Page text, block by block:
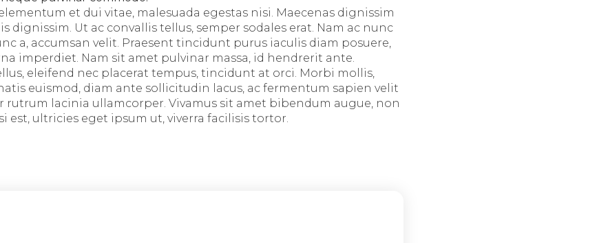
et dui vitae, malesuada egestas nisi. Maecenas dignissim
dignissim. Ut ac convallis tellus, semper sodales erat. Nam ac nunc
a, accumsan velit. Praesent tincidunt purus iaculis diam posuere,
imperdiet. Nam sit amet pulvinar massa, id hendrerit ante.
eleifend nec placerat tempus, tincidunt at orci. Morbi mollis,
euismod, diam ante sollicitudin lacus, ac fermentum sapien velit
rutrum lacinia ullamcorper. Vivamus sit amet bibendum augue, non
est, ultricies eget ipsum ut, viverra facilisis tortor.